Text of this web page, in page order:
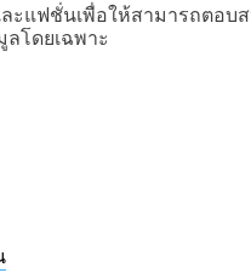
ะแฟชั่นเพื่อให้สามารถตอบ
โดยเฉพาะ